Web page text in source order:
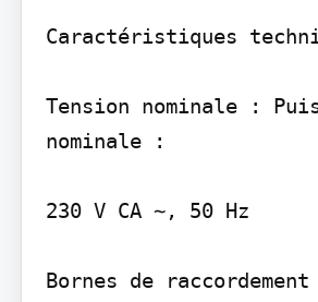
Caractéristiques
Tension nominale :
nominale :
230 V CA ∼, 50 Hz
Bornes de